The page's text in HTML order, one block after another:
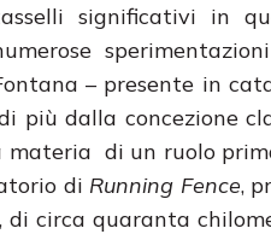
significativi in
– presente in
più dalla concezione
di un ruolo
di Running Fence,
di circa quaranta